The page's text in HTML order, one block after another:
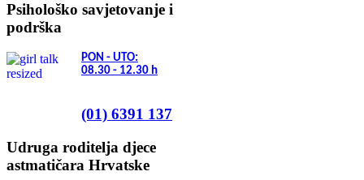
Psihološko savjetovanje i
podrška
PON - UTO:
08.30 - 12.30 h
(01) 6391 137
Udruga roditelja djece
astmatičara Hrvatske